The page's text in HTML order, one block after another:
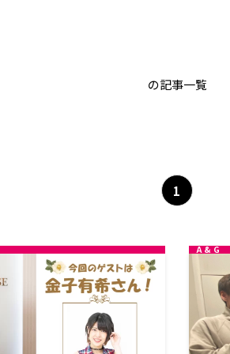
の記事一覧
1